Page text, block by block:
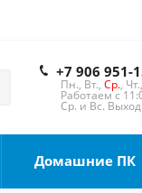
+7 906 951-
Пн., Вт., Ср.,
Работаем с
Ср. и Вс.
Домашние ПК